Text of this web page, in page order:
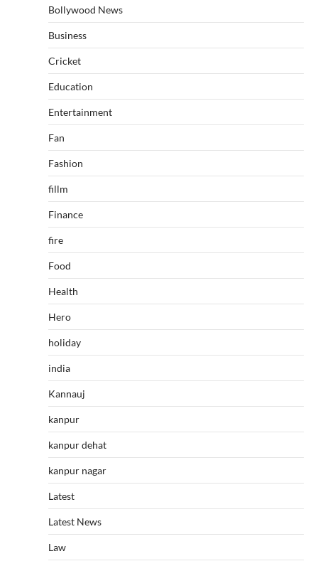
Bollywood News
Business
Cricket
Education
Entertainment
Fan
Fashion
fillm
Finance
fire
Food
Health
Hero
holiday
india
Kannauj
kanpur
kanpur dehat
kanpur nagar
Latest
Latest News
Law